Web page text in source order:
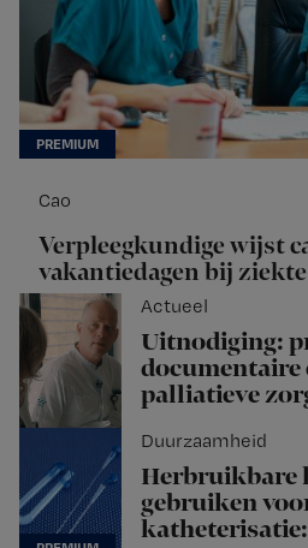
Cao
Verpleegkundige wijst
vakantiedagen bij ziekte
Actueel
Uitnodiging:
documentaire
palliatieve
Duurzaamheid
Herbruikbare
gebruiken